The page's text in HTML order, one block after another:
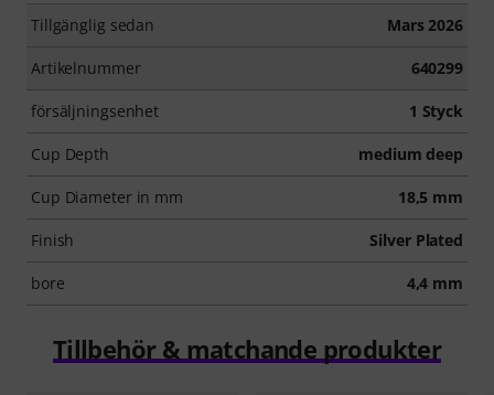
Tillgänglig sedan Mars 2026
Artikelnummer 640299
försäljningsenhet 1 Styck
Cup Depth medium deep
Cup Diameter in mm 18,5 mm
Finish Silver Plated
bore 4,4 mm
Tillbehör & matchande produkter